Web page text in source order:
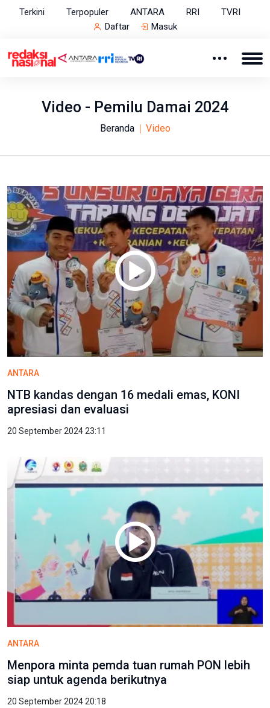
Terkini Terpopuler ANTARA RRI
TVRI
Daftar
Masuk
Video - Pemilu Damai 2024
Beranda Video
ANTARA
NTB kandas dengan 16 medali emas, KONI
apresiasi dan evaluasi
20 September 2024 23:11
ANTARA
Menpora minta pemda tuan rumah PON lebih
siap untuk agenda berikutnya
20 September 2024 20:18